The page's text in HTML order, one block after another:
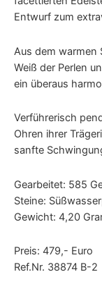
Entwurf zum
Aus dem warmen
Weiß der Perlen
ein überaus
Verführerisch
Ohren ihrer
sanfte
Gearbeitet: 585
Steine:
Gewicht: 4,20
Preis: 479,- Euro
Ref.Nr. 38874 B-2